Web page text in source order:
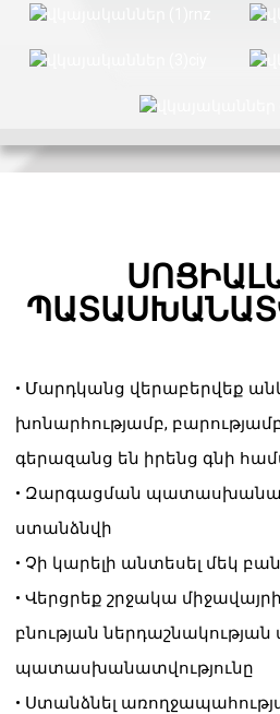
• Մարդկանց վերաբերվեք
խոնարհությամբ,
գերազանց են իրենց գնի
• Զարգացման
ստանձնվի
• Չի կարելի անտեսել մեկ
• Վերցրեք շրջակա
բնության
պատասխանատվությունը
• Ստանձնել